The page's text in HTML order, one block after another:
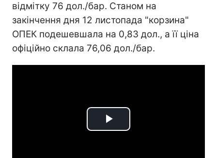
відмітку 76 дол./бар. Станом на
закінчення дня 12 листопада "корзина"
ОПЕК подешевшала на 0,83 дол., а її ціна
офіційно склала 76,06 дол./бар.
Play